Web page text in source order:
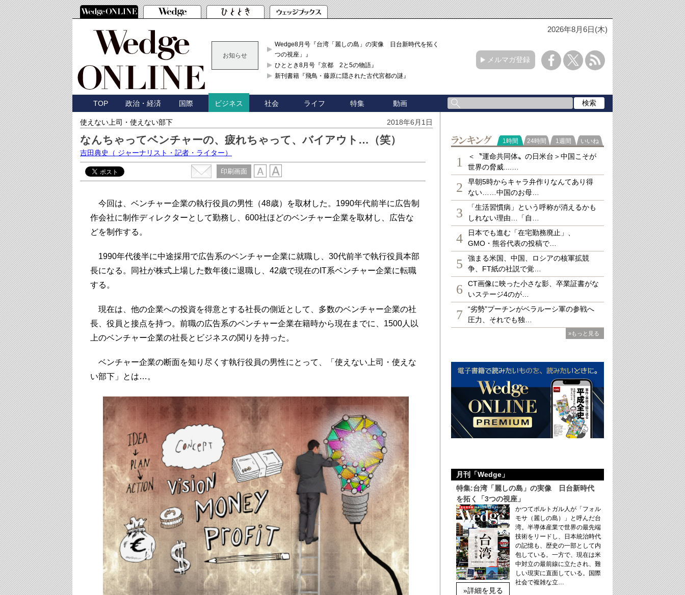
2026年8月6日(木)
お知らせ
Wedge8月号『台湾「麗しの島」の実像 日台新時代を拓く「3
つの視座」』
ひととき8月号『京都 2と5の物語』
新刊書籍『飛鳥・藤原に隠された古代宮都の謎』
メルマガ登録
TOP 政治・経済 国際 ビジネス 社会 ライフ 特集 動画
使えない上司・使えない部下 2018年6月1日
なんちゃってベンチャーの、疲れちゃって、バイアウト…（笑）
吉田典史 （ ジャーナリスト・記者・ライター）
印刷画面
今回は、ベンチャー企業の執行役員の男性（48歳）を取材した。1990年代前半に広告制
作会社に制作ディレクターとして勤務し、600社ほどのベンチャー企業を取材し、広告な
どを制作する。
1990年代後半に中途採用で広告系のベンチャー企業に就職し、30代前半で執行役員本部
長になる。同社が株式上場した数年後に退職し、42歳で現在のIT系ベンチャー企業に転職
する。
現在は、他の企業への投資を得意とする社長の側近として、多数のベンチャー企業の社
長、役員と接点を持つ。前職の広告系のベンチャー企業在籍時から現在までに、1500人以
上のベンチャー企業の社長とビジネスの関りを持った。
ベンチャー企業の断面を知り尽くす執行役員の男性にとって、「使えない上司・使えな
い部下」とは…。
ランキング
1時間 24時間 1週間 いいね
1
＜〝運命共同体〟の日米台＞中国こそが
世界の脅威....…
2
早朝5時からキャラ弁作りなんてあり得
ない……中国のお母…
3
「生活習慣病」という呼称が消えるかも
しれない理由…「自…
4
日本でも進む「在宅勤務廃止」、
GMO・熊谷代表の投稿で…
5
強まる米国、中国、ロシアの核軍拡競
争、FT紙の社説で覚…
6
CT画像に映った小さな影、卒業証書がな
いステージ4のが…
7
“劣勢”プーチンがベラルーシ軍の参戦へ
圧力、それでも独…
»もっと見る
月刊「Wedge」
特集:台湾「麗しの島」の実像 日台新時代
を拓く「3つの視座」
»詳細を見る
かつてポルトガル人が「フォル
モサ（麗しの島）」と呼んだ台
湾。半導体産業で世界の最先端
技術をリードし、日本統治時代
の記憶も、歴史の一部として内
包している。一方で、現在は米
中対立の最前線に立たされ、難
しい現実に直面している。国際
社会で複雑な立…